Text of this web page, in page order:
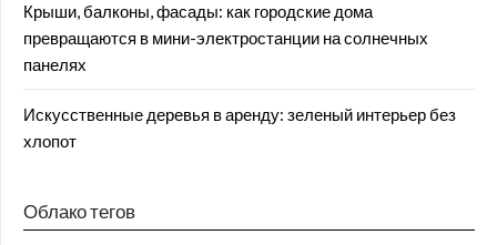
Крыши, балконы, фасады: как городские дома
превращаются в мини-электростанции на солнечных
панелях
Искусственные деревья в аренду: зеленый интерьер без
хлопот
Облако тегов